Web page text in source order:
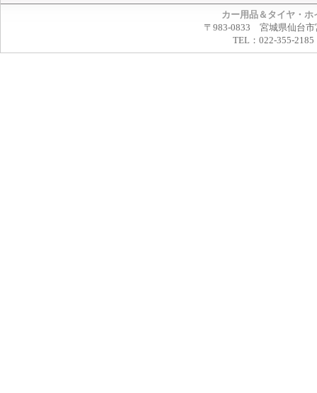
カー用品＆タイヤ・
〒983-0833 宮城県仙台市
TEL：022-355-